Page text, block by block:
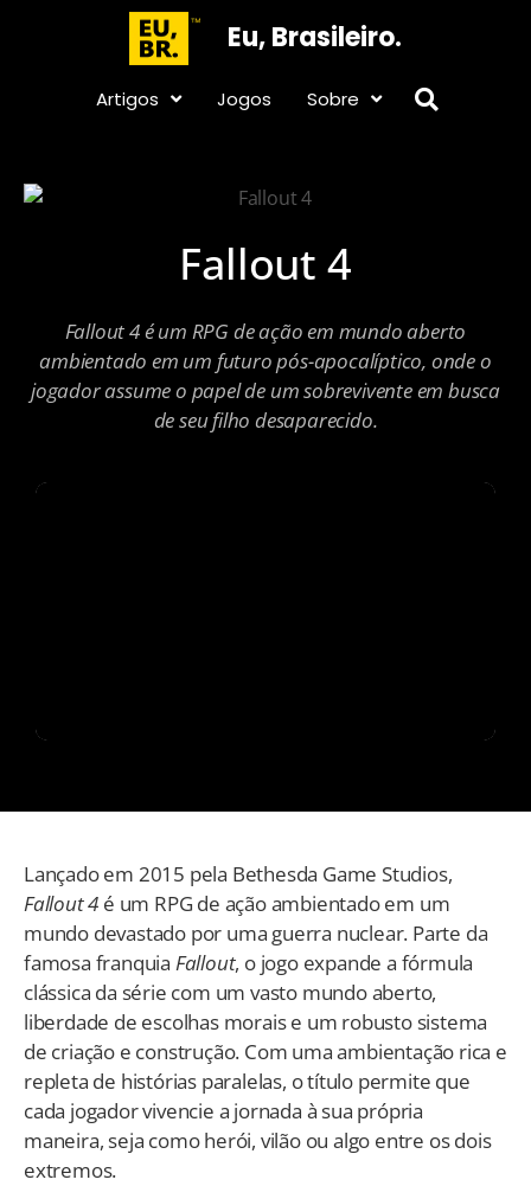
Eu, Brasileiro.
Artigos Jogos Sobre
Fallout 4
Fallout 4 é um RPG de ação em mundo aberto
ambientado em um futuro pós-apocalíptico, onde o
jogador assume o papel de um sobrevivente em busca
de seu filho desaparecido.
Lançado em 2015 pela Bethesda Game Studios,
Fallout 4 é um RPG de ação ambientado em um
mundo devastado por uma guerra nuclear. Parte da
famosa franquia Fallout, o jogo expande a fórmula
clássica da série com um vasto mundo aberto,
liberdade de escolhas morais e um robusto sistema
de criação e construção. Com uma ambientação rica e
repleta de histórias paralelas, o título permite que
cada jogador vivencie a jornada à sua própria
maneira, seja como herói, vilão ou algo entre os dois
extremos.